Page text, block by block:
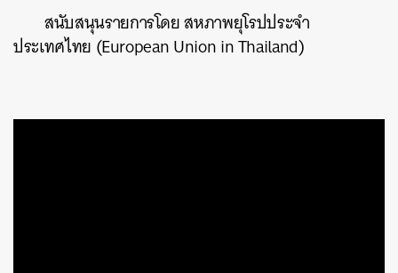
สนับสนุนรายการโดย สหภาพยุโรปประจำ
ประเทศไทย (European Union in Thailand)
SHARE TWEET LINE EMAIL